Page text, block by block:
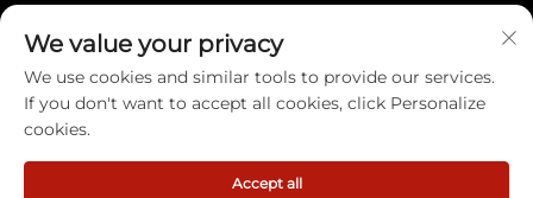
Copyright © 2025 Ruian Xinye Packaging Machine Co.,Ltd |
We value your privacy
We use cookies and similar tools to provide our services.
If you don't want to accept all cookies, click Personalize
cookies.
Accept all